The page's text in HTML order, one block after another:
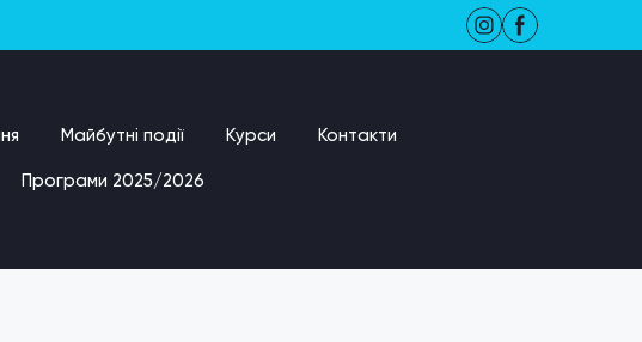
Майбутні події Курси Контакти
Програми 2025/2026